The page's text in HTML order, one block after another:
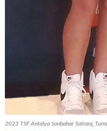
2023 TSF Antalya Sonbahar Satranç